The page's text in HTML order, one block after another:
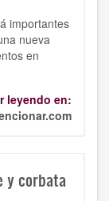
importantes
nueva
en
leyendo en:
y corbata